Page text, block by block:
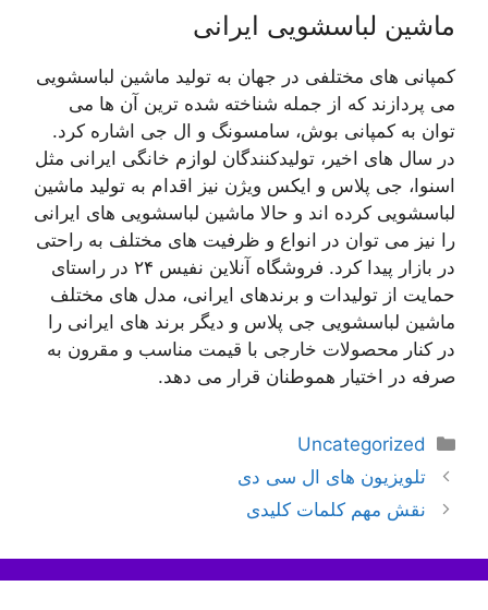
ماشین لباسشویی ایرانی
کمپانی های مختلفی در جهان به تولید ماشین لباسشویی
می پردازند که از جمله شناخته شده ترین آن ها می
توان به کمپانی بوش، سامسونگ و ال جی اشاره کرد.
در سال های اخیر، تولیدکنندگان لوازم خانگی ایرانی مثل
اسنوا، جی پلاس و ایکس ویژن نیز اقدام به تولید ماشین
لباسشویی کرده اند و حالا ماشین لباسشویی های ایرانی
را نیز می توان در انواع و ظرفیت های مختلف به راحتی
در بازار پیدا کرد. فروشگاه آنلاین نفیس ۲۴ در راستای
حمایت از تولیدات و برندهای ایرانی، مدل های مختلف
ماشین لباسشویی جی پلاس و دیگر برند های ایرانی را
در کنار محصولات خارجی با قیمت مناسب و مقرون به
صرفه در اختیار هموطنان قرار می دهد.
دسته‌ها
Uncategorized
ناوبری
نوشته‌ها
تلویزیون های ال سی دی
نقش مهم کلمات کلیدی